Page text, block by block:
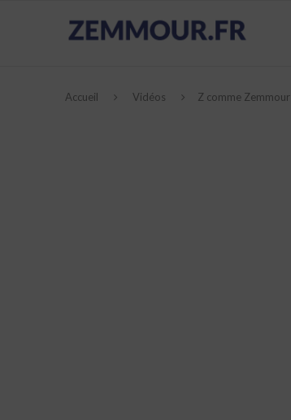
Accueil Vidéos Z comme Zemmour